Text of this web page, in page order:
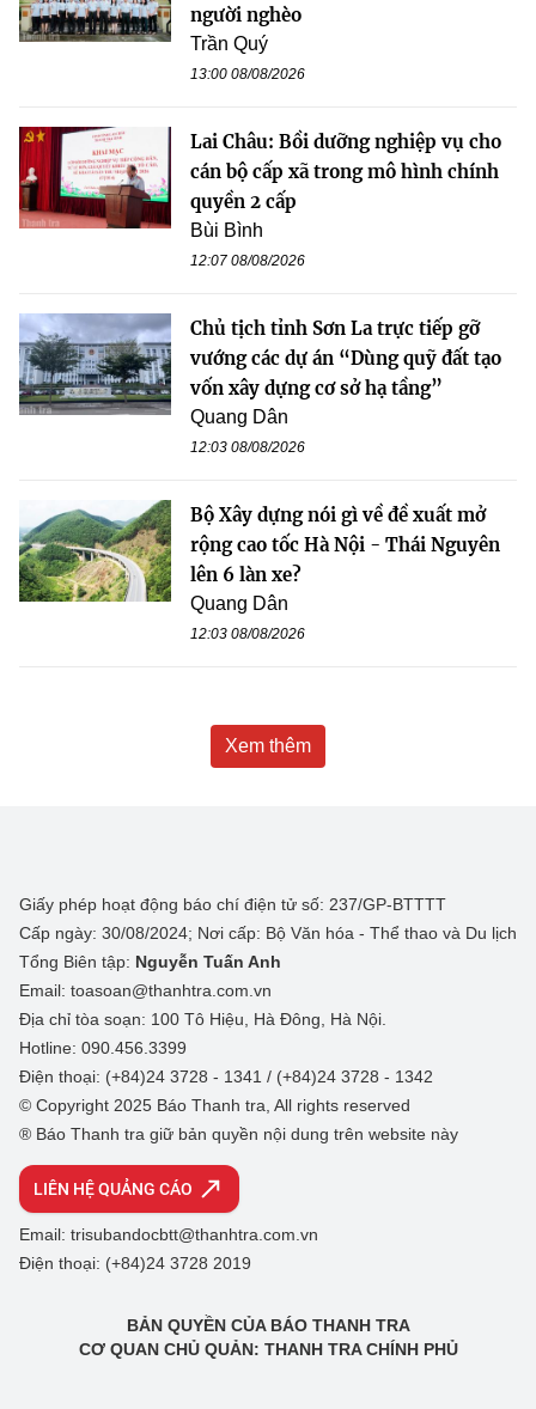
người nghèo
Trần Quý
13:00 08/08/2026
Lai Châu: Bồi dưỡng nghiệp vụ cho
cán bộ cấp xã trong mô hình chính
quyền 2 cấp
Bùi Bình
12:07 08/08/2026
Chủ tịch tỉnh Sơn La trực tiếp gỡ
vướng các dự án “Dùng quỹ đất tạo
vốn xây dựng cơ sở hạ tầng”
Quang Dân
12:03 08/08/2026
Bộ Xây dựng nói gì về đề xuất mở
rộng cao tốc Hà Nội - Thái Nguyên
lên 6 làn xe?
Quang Dân
12:03 08/08/2026
Xem thêm
Giấy phép hoạt động báo chí điện tử số: 237/GP-BTTTT
Cấp ngày: 30/08/2024; Nơi cấp: Bộ Văn hóa - Thể thao và Du lịch
Tổng Biên tập: Nguyễn Tuấn Anh
Email: toasoan@thanhtra.com.vn
Địa chỉ tòa soạn: 100 Tô Hiệu, Hà Đông, Hà Nội.
Hotline: 090.456.3399
Điện thoại: (+84)24 3728 - 1341 / (+84)24 3728 - 1342
© Copyright 2025 Báo Thanh tra, All rights reserved
® Báo Thanh tra giữ bản quyền nội dung trên website này
LIÊN HỆ QUẢNG CÁO
Email: trisubandocbtt@thanhtra.com.vn
Điện thoại: (+84)24 3728 2019
BẢN QUYỀN CỦA BÁO THANH TRA
CƠ QUAN CHỦ QUẢN: THANH TRA CHÍNH PHỦ